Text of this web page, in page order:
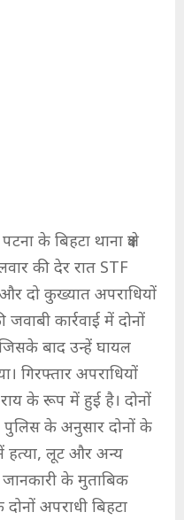
के बिहटा थाना क्षेत्र
की देर रात STF
दो कुख्यात अपराधियों
कार्रवाई में दोनों
बाद उन्हें घायल
गिरफ्तार अपराधियों
के रूप में हुई है। दोनों
पुलिस के अनुसार दोनों के
हत्या, लूट और अन्य
के मुताबिक
अपराधी बिहटा